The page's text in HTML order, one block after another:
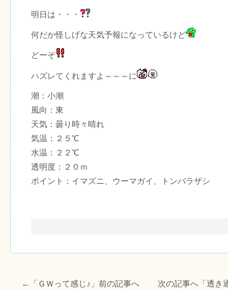
明日は・・・
何だか怪しげな天気予報になっているけど
どーぞ
ハズレてくれますよ～～～に
潮：小潮
風向：東
天気：曇り時々晴れ
気温：２５℃
水温：２２℃
透明度：２０ｍ
ポイント：イマズニ、ウーマガイ、トンバラザシ
←「 ＧＷって感じ♪ 」前の記事へ 次の記事へ「 透き